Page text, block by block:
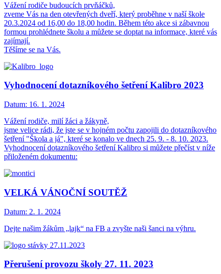
Vážení rodiče budoucích prvňáčků,
zveme Vás na den otevřených dveří, který proběhne v naší škole
20.3.2024 od 16,00 do 18,00 hodin. Během této akce si zábavnou
formou prohlédnete školu a můžete se doptat na informace, které vás
zajímají.
Těšíme se na Vás.
Vyhodnocení dotazníkového šetření Kalibro 2023
Datum: 16. 1. 2024
Vážení rodiče, milí žáci a žákyně,
jsme velice rádi, že jste se v hojném počtu zapojili do dotazníkového
šetření "Škola a já", které se konalo ve dnech 25. 9. - 8. 10. 2023.
Vyhodnocení dotazníkového šetření Kalibro si můžete přečíst v níže
přiloženém dokumentu:
VELKÁ VÁNOČNÍ SOUTĚŽ
Datum: 2. 1. 2024
Dejte našim žákům „lajk“ na FB a zvyšte naši šanci na výhru.
Přerušení provozu školy 27. 11. 2023